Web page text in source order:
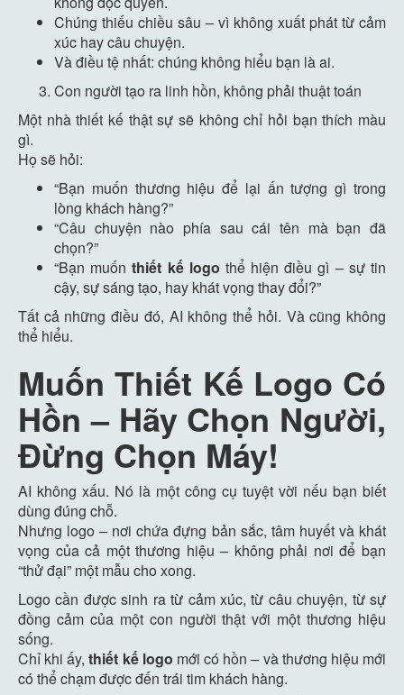
Chúng thiếu chiều sâu – vì không xuất phát từ cảm
xúc hay câu chuyện.
Và điều tệ nhất: chúng không hiểu bạn là ai.
Con người tạo ra linh hồn, không phải thuật toán
Một nhà thiết kế thật sự sẽ không chỉ hỏi bạn thích màu
gì.
Họ sẽ hỏi:
“Bạn muốn thương hiệu để lại ấn tượng gì trong
lòng khách hàng?”
“Câu chuyện nào phía sau cái tên mà bạn đã
chọn?”
“Bạn muốnthiết kế logo thể hiện điều gì – sự tin
cậy, sự sáng tạo, hay khát vọng thay đổi?”
Tất cả những điều đó, AI không thể hỏi. Và cũng không
thể hiểu.
Muốn Thiết Kế Logo Có
Hồn – Hãy Chọn Người,
Đừng Chọn Máy!
AI không xấu. Nó là một công cụ tuyệt vời nếu bạn biết
dùng đúng chỗ.
Nhưng logo – nơi chứa đựng bản sắc, tâm huyết và khát
vọng của cả một thương hiệu – không phải nơi để bạn
“thử đại” một mẫu cho xong.
Logo cần được sinh ra từ cảm xúc, từ câu chuyện, từ sự
đồng cảm của một con người thật với một thương hiệu
sống.
Chỉ khi ấy,thiết kế logo mới có hồn – và thương hiệu mới
có thể chạm được đến trái tim khách hàng.